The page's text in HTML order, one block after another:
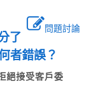
問題討論
了
何者錯誤？
絕接受客戶委